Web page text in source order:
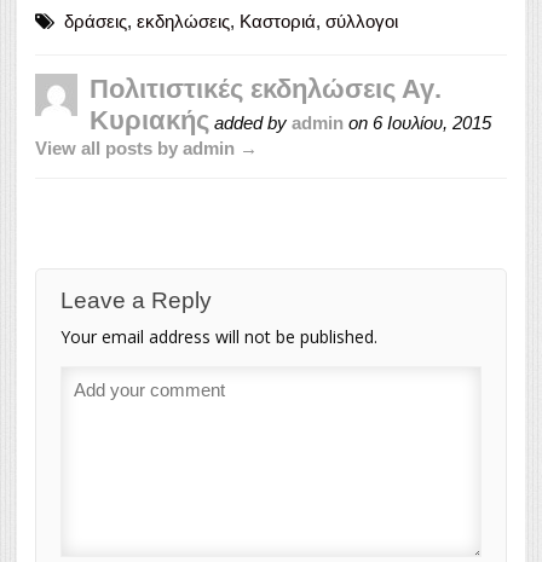
δράσεις, εκδηλώσεις, Καστοριά, σύλλογοι
Πολιτιστικές εκδηλώσεις Αγ.
Κυριακής added by admin on 6 Ιουλίου, 2015
View all posts by admin →
Leave a Reply
Your email address will not be published.